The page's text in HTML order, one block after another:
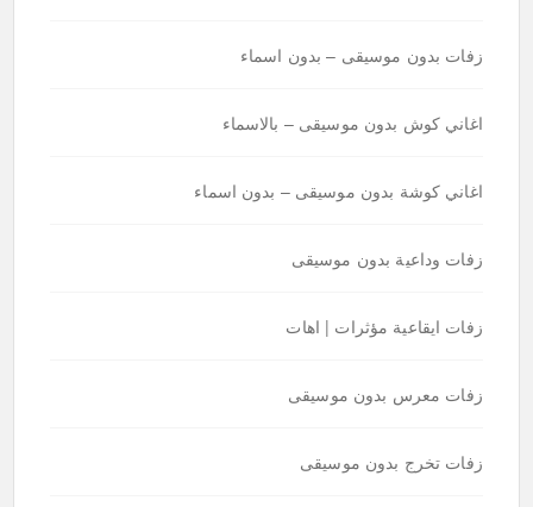
زفات بدون موسيقى – بدون اسماء
اغاني كوش بدون موسيقى – بالاسماء
اغاني كوشة بدون موسيقى – بدون اسماء
زفات وداعية بدون موسيقى
زفات ايقاعية مؤثرات | اهات
زفات معرس بدون موسيقى
زفات تخرج بدون موسيقى